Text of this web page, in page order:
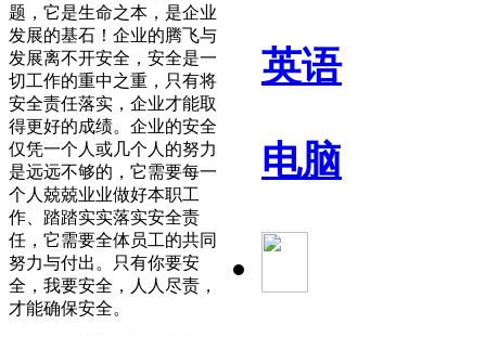
英语
电脑
题，它是生命之本，是企业
发展的基石！企业的腾飞与
发展离不开安全，安全是一
切工作的重中之重，只有将
安全责任落实，企业才能取
得更好的成绩。企业的安全
仅凭一个人或几个人的努力
是远远不够的，它需要每一
个人兢兢业业做好本职工
作、踏踏实实落实安全责
任，它需要全体员工的共同
努力与付出。只有你要安
全，我要安全，人人尽责，
才能确保安全。